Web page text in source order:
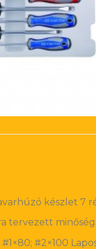
készlet 7
tervezett minőség.
#2×100